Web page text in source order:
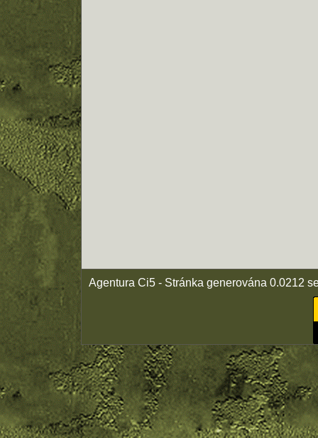
Agentura Ci5 - Stránka generována 0.0212